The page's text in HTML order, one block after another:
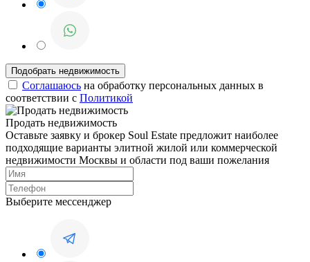
Соглашаюсь на обработку персональных данных в
соответствии с Политикой
Продать недвижимость
Оставьте заявку и брокер Soul Estate предложит наиболее
подходящие варианты элитной жилой или коммерческой
недвижимости Москвы и области под ваши пожелания
Выберите мессенджер